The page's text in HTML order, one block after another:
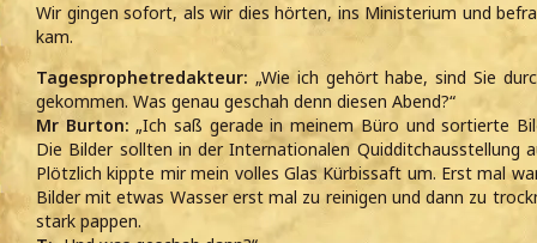
Wir gingen sofort, als wir dies hörten, ins Ministerium und
kam.
Tagesprophetredakteur: „Wie ich gehört habe, sind Sie
gekommen. Was genau geschah denn diesen Abend?“
Mr Burton: „Ich saß gerade in meinem Büro und sortierte
Die Bilder sollten in der Internationalen Quidditchausstellung
Plötzlich kippte mir mein volles Glas Kürbissaft um. Erst mal
Bilder mit etwas Wasser erst mal zu reinigen und dann zu
stark pappen.